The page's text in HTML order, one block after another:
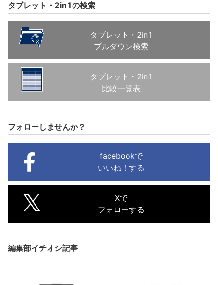
タブレット・2in1の検索
タブレット・2in1
プルダウン検索
タブレット・2in1
比較一覧表
フォローしませんか？
facebookで
いいね！する
Xで
フォローする
編集部イチオシ記事